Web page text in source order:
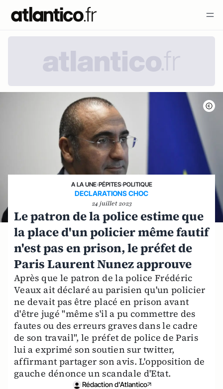
A LA UNE›PÉPITES›POLITIQUE
DECLARATIONS CHOC
24 juillet 2023
Le patron de la police estime que
la place d'un policier même fautif
n'est pas en prison, le préfet de
Paris Laurent Nunez approuve
Après que le patron de la police Frédéric
Veaux ait déclaré au parisien qu'un policier
ne devait pas être placé en prison avant
d'être jugé "même s'il a pu commettre des
fautes ou des erreurs graves dans le cadre
de son travail", le préfet de police de Paris
lui a exprimé son soutien sur twitter,
affirmant partager son avis. L'opposition de
gauche dénonce un scandale d'Etat.
Rédaction d'Atlantico